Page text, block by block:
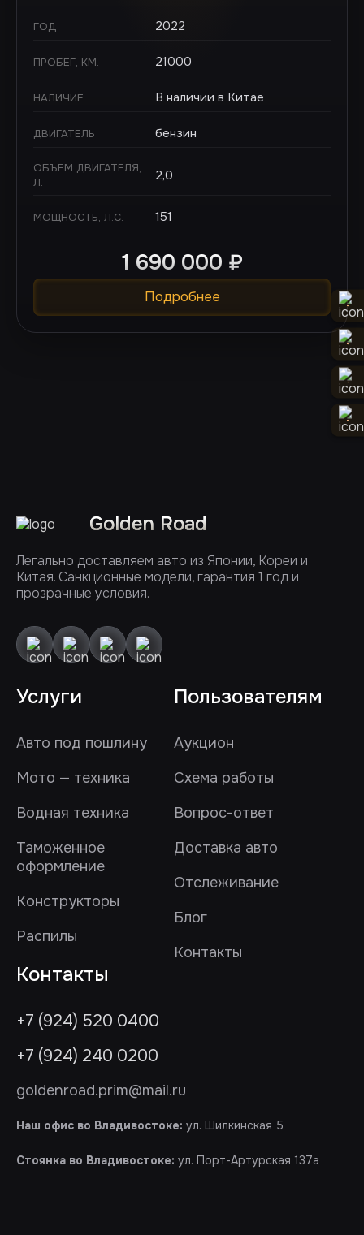
ГОД 2022
ПРОБЕГ, КМ. 21000
НАЛИЧИЕ В наличии в Китае
ДВИГАТЕЛЬ бензин
ОБЪЕМ ДВИГАТЕЛЯ,
Л.
2,0
МОЩНОСТЬ, Л.С. 151
1 690 000 ₽
Подробнее
Golden Road
Легально доставляем авто из Японии, Кореи и
Китая. Санкционные модели, гарантия 1 год и
прозрачные условия.
Услуги
Авто под пошлину
Мото — техника
Водная техника
Таможенное
оформление
Конструкторы
Распилы
Пользователям
Аукцион
Схема работы
Вопрос-ответ
Доставка авто
Отслеживание
Блог
Контакты
Контакты
+7 (924) 520 0400
+7 (924) 240 0200
goldenroad.prim@mail.ru
Наш офис во Владивостоке: ул. Шилкинская 5
Стоянка во Владивостоке: ул. Порт-Артурская 137а